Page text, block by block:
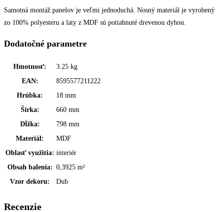
Samotná montáž panelov je veľmi jednoduchá. Nosný materiál je vyrobený
zo 100% polyesteru a laty z MDF sú potiahnuté drevenou dyhou.
Dodatočné parametre
Hmotnosť:
3.25 kg
EAN:
8595577211222
Hrúbka:
18 mm
Šírka:
660 mm
Dĺžka:
798 mm
Materiál:
MDF
Oblasť využitia: interiér
Obsah balenia: 0,3925 m²
Vzor dekoru: Dub
Recenzie